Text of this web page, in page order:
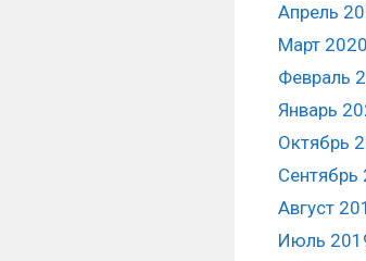
Апрель
Март 2020
Февраль
Январь
Октябрь
Сентябрь
Август
Июль